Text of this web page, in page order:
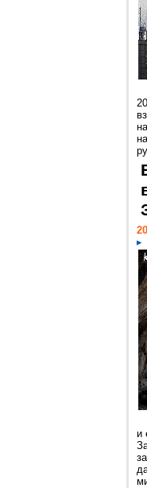
и